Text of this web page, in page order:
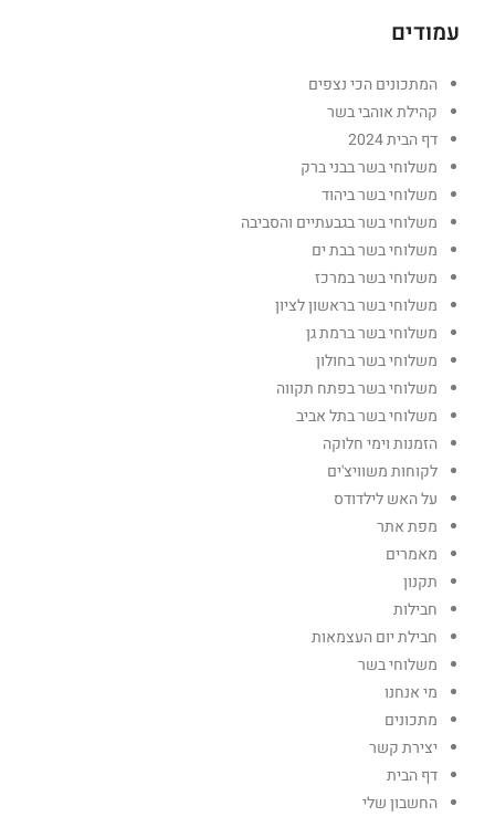
עמודים
המתכונים הכי נצפים
קהילת אוהבי בשר
דף הבית 2024
משלוחי בשר בבני ברק
משלוחי בשר ביהוד
משלוחי בשר בגבעתיים והסביבה
משלוחי בשר בבת ים
משלוחי בשר במרכז
משלוחי בשר בראשון לציון
משלוחי בשר ברמת גן
משלוחי בשר בחולון
משלוחי בשר בפתח תקווה
משלוחי בשר בתל אביב
הזמנות וימי חלוקה
לקוחות משוויצ'ים
על האש לילדודס
מפת אתר
מאמרים
תקנון
חבילות
חבילת יום העצמאות
משלוחי בשר
מי אנחנו
מתכונים
יצירת קשר
דף הבית
החשבון שלי